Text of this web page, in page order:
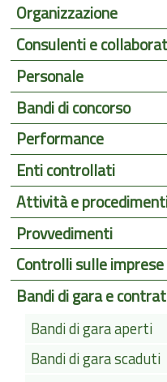
Organizzazione
Consulenti e
Personale
Bandi di concorso
Performance
Enti controllati
Attività e
Provvedimenti
Controlli sulle imprese
Bandi di gara e
Bandi di gara aperti
Bandi di gara scaduti